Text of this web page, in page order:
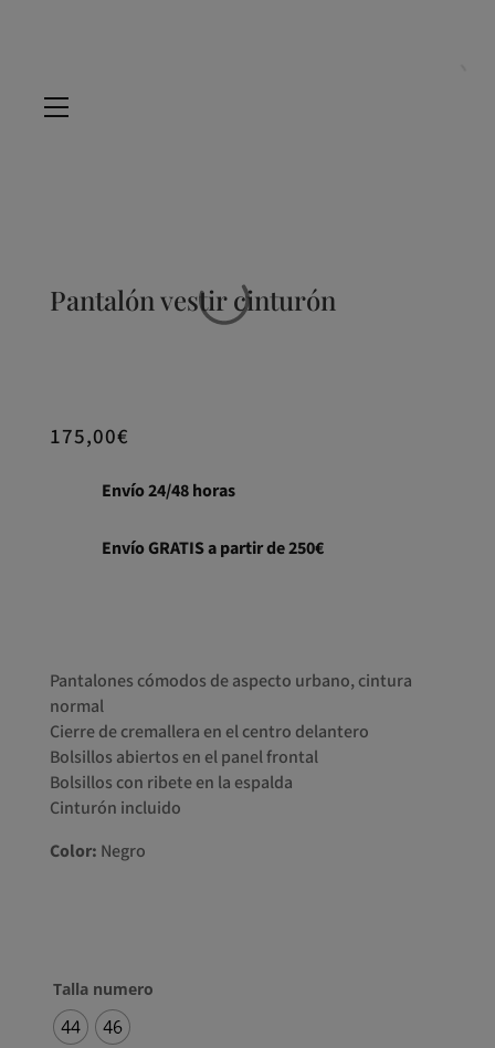
Pantalón vestir cinturón
175,00€
Envío 24/48 horas
Envío GRATIS a partir de 250€
Pantalones cómodos de aspecto urbano, cintura
normal
Cierre de cremallera en el centro delantero
Bolsillos abiertos en el panel frontal
Bolsillos con ribete en la espalda
Cinturón incluido
Color: Negro
Talla numero
44 46